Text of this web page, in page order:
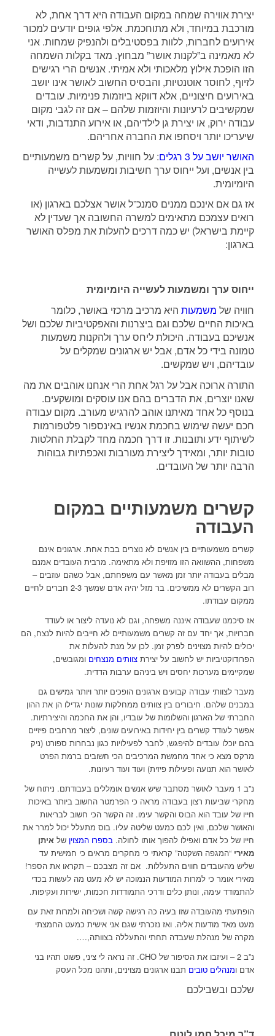
יצירת אווירה שמחה במקום העבודה היא דרך אחת, לא
מורכבת במיוחד, ולא מתוחכמת. אלפי גופים יודעים למכור
אירועים לחברות, ללוות בפסטיבלים ולהנפיק שמחות. אני
לא מאמינה ב”לקנות אושר” מבחוץ. מאד בקלות השמחה
הזו הופכת אילוץ מלאכותי ולא אמיתי. אנשים הרי רגישים
לזיוף, לחוסר אוטנטיות, והבסיס החשוב לאושר אינו יושב
באירועים חיצוניים, אלא דווקא ביוזמות פנימיות. עובדים
שמקשיבים לרעיונות והיוזמות שלהם – אם זה לגבי מקום
עבודה ירוק, או יצירת גן לילדיהם, או אירוע התנדבות, ודאי
שיעריכו יותר ויסחפו את החברה אחריהם.
האושר יושב על 3 רגלים
: על חוויות, על קשרים משמעותיים
בין אנשים, ועל ייחוס ערך חשיבות ומשמעות לעשייה
היומיומית.
אז גם אם אינכם ממנים סמנכ”ל אושר אצלכם בארגון (או
רואים עצמכם מתאימים למשרה החשובה אך שעדין לא
קיימת בישראל) יש כמה דרכים להעלות את מפלס האושר
בארגון:
ייחוס ערך ומשמעות לעשייה היומיומית
חוויה של משמעות היא מרכיב מרכזי באושר, כלומר
באיכות החיים שלכם וגם ביצרנות והאפקטיביות שלכם ושל
אנשיכם בעבודה. היכולת ליחס ערך ולהקנות משמעות
טמונה בידי כל אדם, אבל יש ארגונים שמקלים על
עובדיהם, ויש שמקשים.
התורה ארוכה אבל על רגל אחת הרי אנחנו אוהבים את מה
שאנו יוצרים, את הדברים בהם אנו עוסקים ומושקעים.
בנוסף כל אחד מאיתנו אוהב להרגיש מעורב. מקום עבודה
חכם יעשה שימוש בחכמת אנשיו באינספור פלטפורמות
לשיתוף ידע ותובנות. זו דרך חכמה מחד לקבלת החלטות
טובות יותר, ומאידך ליצירת מעורבות ואכפתיות גבוהות
הרבה יותר של העובדים.
קשרים משמעותיים במקום
העבודה
קשרים משמעותיים בין אנשים לא נוצרים בבת אחת. ארגונים אינם
משפחות, ההשוואה הזו מזויפת ולא מתאימה. מרבית העובדים אמנם
מבלים בעבודה יותר זמן מאשר עם משפחתם, אבל כשהם עוזבים –
רוב הקשרים לא ממשיכים. בר מזל יהיה אדם שמשך 2-3 חברים לחיים
ממקום עבודתו.
אז סיכמנו שעבודה איננה משפחה, וגם לא נועדה ליצור או לעודד
חברויות, אך יחד עם זה קשרים משמעותיים לא חייבים להיות לנצח, הם
יכולים להיות מצוינים לפרק זמן. לכן על מנת להעלות את
הפרודוקטיביות יש לחשוב על יצירת צוותים מנצחים ומגובשים,
שמקיימים מערכות יחסים ויש ביניהם ערבות הדדית.
מעבר לצוותי עבודה קבועים ארגונים הופכים יותר ויותר גמישים גם
במבנים שלהם. חיבורים בין צוותים ממחלקות שונות יגדילו הן את ההון
החברתי של הארגון והשלומות של עובדיו, והן את החכמה והיצירתיות.
אפשר לעודד קשרים בין יחידות באירועים שונים, ליצור מרחבים פיזיים
בהם יוכלו עובדים להיפגש, לחבר לפעילויות כגון נבחרות ספורט (ניק
מרקס מצא כי אחד מחמשת המרכיבים הכי חשובים ברמת הפרט
לאושר הוא תנועה ופעילות פיזית) ועוד ועוד רעיונות.
נ”ב 1 מעבר לאושר מסתבר שיש אנשים אומללים בעבודתם. ניתוח של
מחקרי שביעות רצון בעבודה מראה כי הפרמטר החשוב ביותר באיכות
חייו של עובד הוא הבוס והקשר עימו. זה הקשר הכי חשוב לבריאות
והאושר שלכם, ואין לכם כמעט שליטה עליו. בוס מתעלל יכול למרר את
חייו של כל אדם ואפילו להפוך אותו לחולה. בספרו המצוין של איתן
מאירי “המגפה השקטה” קראתי כי מחקרים מראים כי חמישית עד
שליש מהעובדים חווים התעללות. אם זה מצבכם – תקראו את הספר!
מאירי אומר כי למרות המודעות הנמוכה יש לא מעט מה לעשות בכדי
להתמודד עימה, ונותן כלים ודרכי התמודדות חכמות, ישירות ועקיפות.
הופתעתי מהעובדה שזו בעיה כה רגישה קשה ושכיחה ולמרות זאת עם
מעט מאד מודעות אליה. ואז נזכרתי שגם אני אישית כמעט החמצתי
מקרה של מנהלת שעבדה תחתי והתעללה בצוותה,….
נ”ב 2 – ועיזבו את הסיפור של CHO. זה נראה לי ציני, פשוט תהיו בני
אדם ומנהלים טובים תבנו ארגונים מצוינים, ותהנו מכל העסק
שלכם ובשבילכם